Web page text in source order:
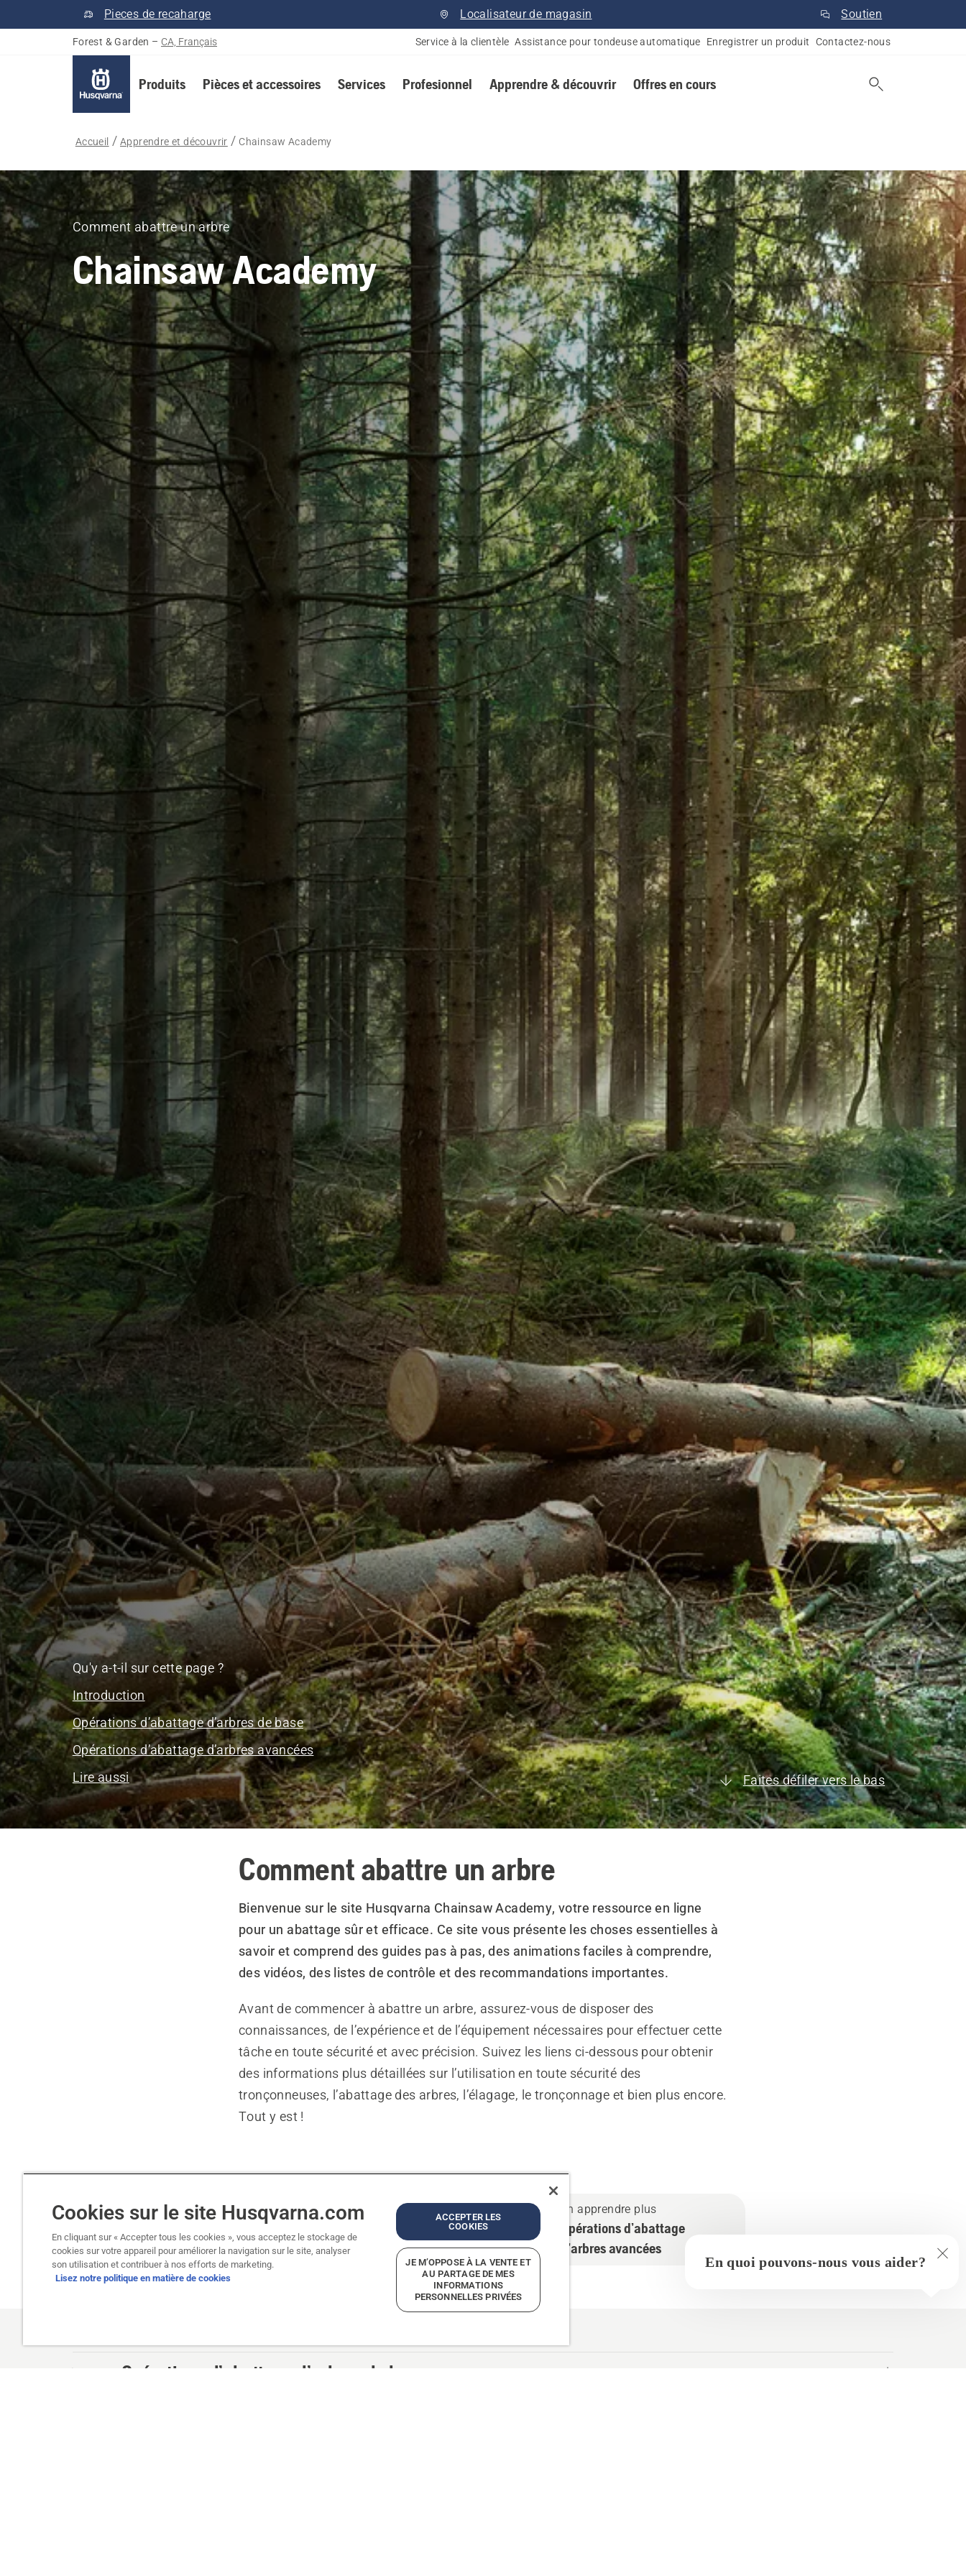
Pieces de recaharge Localisateur de magasin Soutien
Forest & Garden – CA, Français Service à la clientèle Assistance pour tondeuse automatique Enregistrer un produit Contactez-nous
Produits Pièces et accessoires Services Profesionnel Apprendre & découvrir Offres en cours
Accueil Apprendre et découvrir Chainsaw Academy
Comment abattre un arbre
Chainsaw Academy
Qu'y a-t-il sur cette page ?
Introduction
Opérations d’abattage d’arbres de base
Opérations d’abattage d’arbres avancées
Lire aussi
Faites défiler vers le bas
Comment abattre un arbre
Bienvenue sur le site Husqvarna Chainsaw Academy, votre ressource en ligne
pour un abattage sûr et efficace. Ce site vous présente les choses essentielles à
savoir et comprend des guides pas à pas, des animations faciles à comprendre,
des vidéos, des listes de contrôle et des recommandations importantes.
Avant de commencer à abattre un arbre, assurez-vous de disposer des
connaissances, de l’expérience et de l’équipement nécessaires pour effectuer cette
tâche en toute sécurité et avec précision. Suivez les liens ci-dessous pour obtenir
des informations plus détaillées sur l’utilisation en toute sécurité des
tronçonneuses, l’abattage des arbres, l’élagage, le tronçonnage et bien plus encore.
Tout y est !
En apprendre plus
Opérations d’abattage
d’arbres de base
En apprendre plus
Opérations d’abattage
d’arbres avancées
Opérations d’abattage d’arbres de base
Cookies sur le site Husqvarna.com
En cliquant sur « Accepter tous les cookies », vous acceptez le stockage de
cookies sur votre appareil pour améliorer la navigation sur le site, analyser
son utilisation et contribuer à nos efforts de marketing.
Lisez notre politique en matière de cookies
ACCEPTER LES
COOKIES
JE M’OPPOSE À LA VENTE ET
AU PARTAGE DE MES
INFORMATIONS
PERSONNELLES PRIVÉES
En quoi pouvons-nous vous aider?